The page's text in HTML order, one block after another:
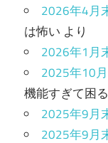
2026年4月
は怖い より
2026年1月
2025年10
機能すぎて困る
2025年9月
2025年9月